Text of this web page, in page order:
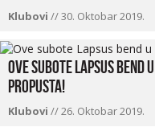
Klubovi //30. Oktobar 2019.
Ove subote Lapsus bend
propusta!
Klubovi // 26. Oktobar 2019.